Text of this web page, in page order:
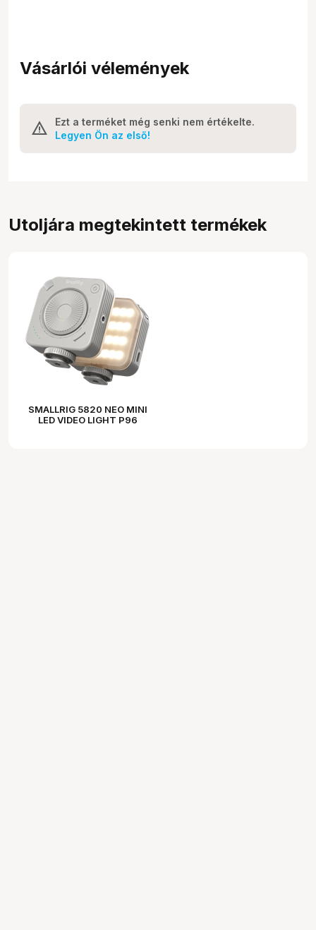
Vásárlói vélemények
Ezt a terméket még senki nem értékelte.
Legyen Ön az első!
Utoljára megtekintett termékek
SMALLRIG 5820 NEO MINI
LED VIDEO LIGHT P96